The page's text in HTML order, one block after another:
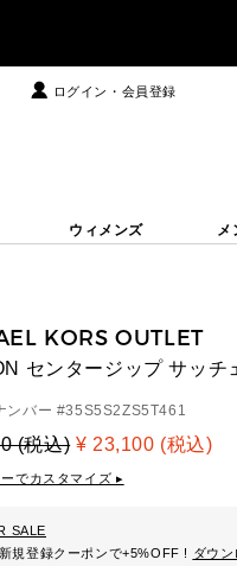
ログイン・会員登録
ウィメンズ メ
KORS OUTLET
センタージップ サッチ
ンバー #35S5S2ZS5T461
(税込) ¥ 23,100 (税込)
でカスタマイズ ▸
SALE
規登録クーポンで+5%OFF ! ダウ